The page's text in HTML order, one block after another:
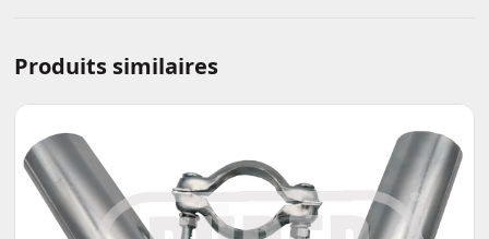
Produits similaires